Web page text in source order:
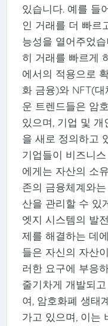
있습니다. 예를 들
인 거래를 더 빠르
능성을 열어주었
히 거래를 빠르게
에서의 적용으로
화 금융)와 NFT(
운 트렌드들은 암
있으며, 기업 및
을 새로 정의하고
기업들이 비즈니
에게는 자산의 소
존의 금융체계와
산을 관리할 수 있
엣지 시스템의 발
제를 해결하는 데
들은 자신의 자산
러한 요구에 부응
줄기차게 개발되
여, 암호화폐 생태
가고 있으며, 이는